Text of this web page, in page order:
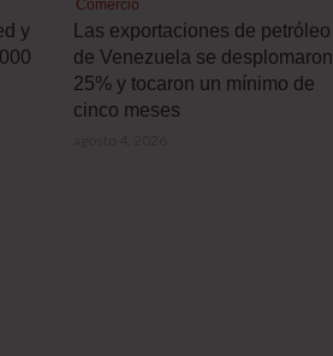
y
Comercio
Las exportaciones de petróleo
de Venezuela se desplomaron
25% y tocaron un mínimo de
cinco meses